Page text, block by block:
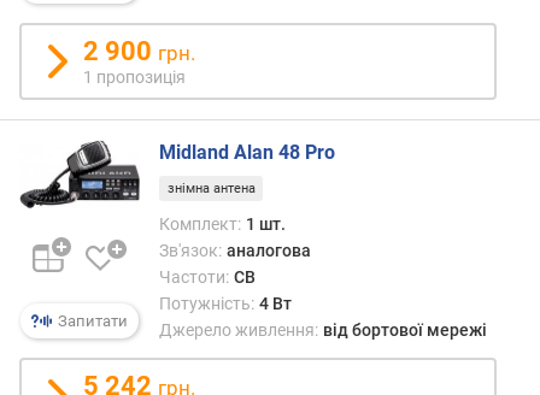
з
ц
й
д
л
ь
і
с
т
2 900 грн.
1 пропозиція
Запитати
Midland Alan 48 Pro
знімна антена
Комплект: 1 шт.
Зв'язок: аналогова
Частоти: СВ
Потужність: 4 Вт
Джерело живлення: від бортової мережі
5 242 грн.